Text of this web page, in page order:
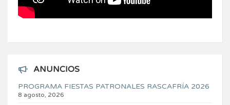
ANUNCIOS
PROGRAMA FIESTAS PATRONALES RASCAFRÍA 2026
8 agosto, 2026